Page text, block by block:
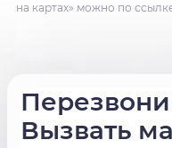
Вызвать
на картах» можно по